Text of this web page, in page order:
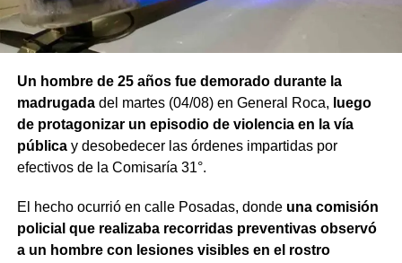
Un hombre de 25 años fue demorado durante la
madrugadadel martes (04/08) en General Roca, luego
de protagonizar un episodio de violencia en la vía
públicay desobedecer las órdenes impartidas por
efectivos de la Comisaría 31°.
El hecho ocurrió en calle Posadas, donde una comisión
policial que realizaba recorridas preventivas observó
a un hombre con lesiones visibles en el rostro